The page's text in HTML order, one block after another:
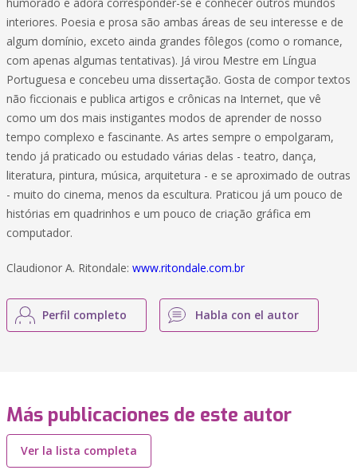
interiores. Poesia e prosa são ambas áreas de seu interesse e de
algum domínio, exceto ainda grandes fôlegos (como o romance,
com apenas algumas tentativas). Já virou Mestre em Língua
Portuguesa e concebeu uma dissertação. Gosta de compor textos
não ficcionais e publica artigos e crônicas na Internet, que vê
como um dos mais instigantes modos de aprender de nosso
tempo complexo e fascinante. As artes sempre o empolgaram,
tendo já praticado ou estudado várias delas - teatro, dança,
literatura, pintura, música, arquitetura - e se aproximado de outras
- muito do cinema, menos da escultura. Praticou já um pouco de
histórias em quadrinhos e um pouco de criação gráfica em
computador.
Claudionor A. Ritondale: www.ritondale.com.br
Perfil completo Habla con el autor
Más publicaciones de este autor
Ver la lista completa